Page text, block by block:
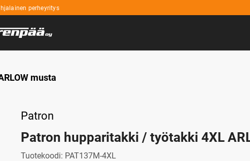
perheyritys
musta
Patron
Patron hupparitakki / työtakki 4XL
Tuotekoodi: PAT137M-4XL